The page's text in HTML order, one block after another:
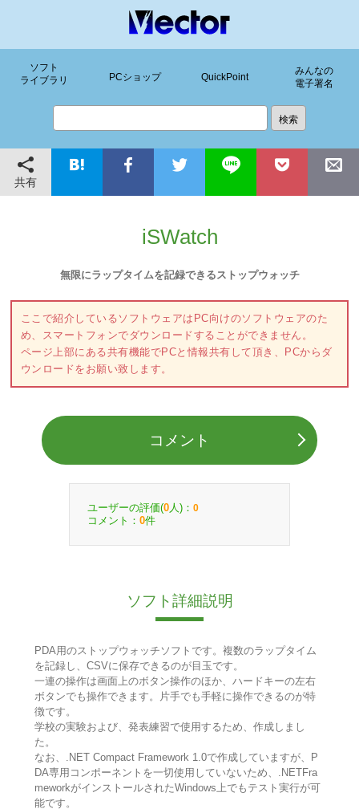
ソフト
ライブラリ
PCショップ QuickPoint
みんなの
電子署名
共有
iSWatch
無限にラップタイムを記録できるストップウォッチ
ここで紹介しているソフトウェアはPC向けのソフトウェアのた
め、スマートフォンでダウンロードすることができません。
ページ上部にある共有機能でPCと情報共有して頂き、PCからダ
ウンロードをお願い致します。
コメント
ユーザーの評価(0 人)： 0
コメント： 0件
ソフト詳細説明
PDA用のストップウォッチソフトです。複数のラップタイム
を記録し、CSVに保存できるのが目玉です。
一連の操作は画面上のボタン操作のほか、ハードキーの左右
ボタンでも操作できます。片手でも手軽に操作できるのが特
徴です。
学校の実験および、発表練習で使用するため、作成しまし
た。
なお、.NET Compact Framework 1.0で作成していますが、P
DA専用コンポーネントを一切使用していないため、.NETFra
meworkがインストールされたWindows上でもテスト実行が可
能です。